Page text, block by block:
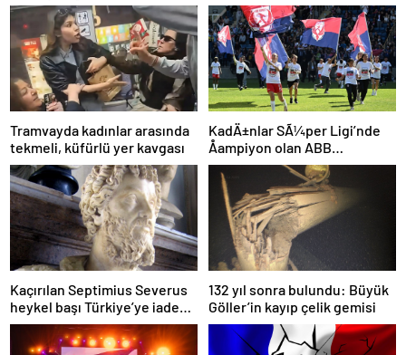
Tramvayda kadınlar arasında
tekmeli, küfürlü yer kavgası
KadÄ±nlar SÃ¼per Ligi’nde
Åampiyon olan ABB
Fomget’ten FenerbahÃ§e’ye
gÃ¶nderme
Kaçırılan Septimius Severus
heykel başı Türkiye’ye iade
edildi
132 yıl sonra bulundu: Büyük
Göller’in kayıp çelik gemisi